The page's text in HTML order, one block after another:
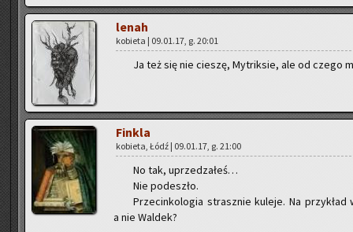
lenah
ko­bie­ta | 09.01.17, g. 20:01
Ja też się nie cie­szę, My­trik­sie, ale od czego
Fin­kla
ko­bie­ta, Łódź | 09.01.17, g. 21:00
No tak, uprze­dza­łeś…
Nie po­de­szło.
Prze­cin­ko­lo­gia strasz­nie ku­le­je. Na
a nie Wal­dek?